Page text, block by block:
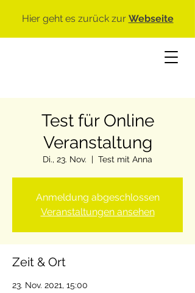
Hier geht es zurück zur Webseite
Test für Online
Veranstaltung
Di., 23. Nov.
  |
Test mit Anna
Anmeldung abgeschlossen
Veranstaltungen ansehen
Zeit & Ort
23. Nov. 2021, 15:00